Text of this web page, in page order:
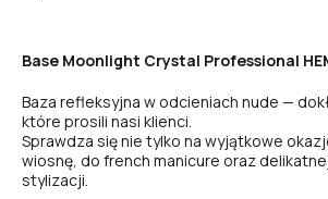
Base Moonlight Crystal Professional
Baza refleksyjna w odcieniach nude —
które prosili nasi klienci.
Sprawdza się nie tylko na wyjątkowe
wiosnę, do french manicure oraz
stylizacji.